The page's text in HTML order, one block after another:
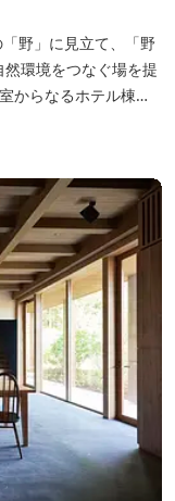
環境をつなぐ場を提
からなるホテル棟
のヴィラ6棟がござ